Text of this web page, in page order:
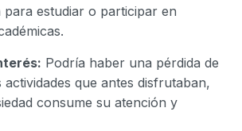
para estudiar o participar en
Podría haber una pérdida de
actividades que antes disfrutaban,
consume su atención y